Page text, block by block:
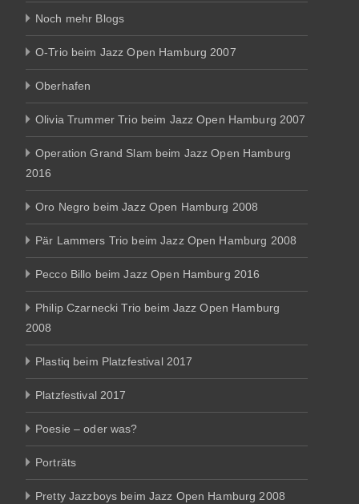
Noch mehr Blogs
O-Trio beim Jazz Open Hamburg 2007
Oberhafen
Olivia Trummer Trio beim Jazz Open Hamburg 2007
Operation Grand Slam beim Jazz Open Hamburg
2016
Oro Negro beim Jazz Open Hamburg 2008
Pär Lammers Trio beim Jazz Open Hamburg 2008
Pecco Billo beim Jazz Open Hamburg 2016
Philip Czarnecki Trio beim Jazz Open Hamburg
2008
Plastiq beim Platzfestival 2017
Platzfestival 2017
Poesie – oder was?
Porträts
Pretty Jazzboys beim Jazz Open Hamburg 2008